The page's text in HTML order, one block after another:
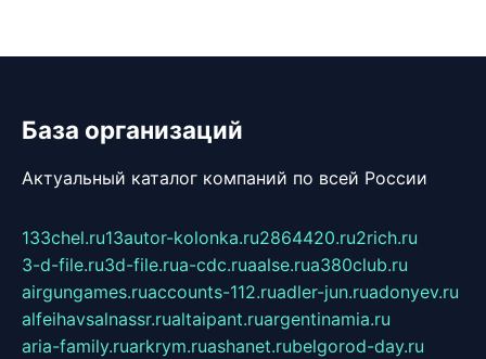
База организаций
Актуальный каталог компаний по всей России
133chel.ru13autor-kolonka.ru2864420.ru2rich.ru
3-d-file.ru3d-file.rua-cdc.ruaalse.rua380club.ru
airgungames.ruaccounts-112.ruadler-jun.ruadonyev.ru
alfeihavsalnassr.rualtaipant.ruargentinamia.ru
aria-family.ruarkrym.ruashanet.rubelgorod-day.ru